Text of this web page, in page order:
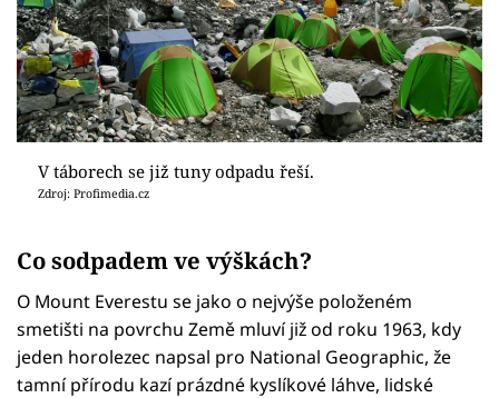
V táborech se již tuny odpadu řeší.
Zdroj: Profimedia.cz
Co sodpadem ve výškách?
O Mount Everestu se jako o nejvýše položeném
smetišti na povrchu Země mluví již od roku 1963, kdy
jeden horolezec napsal pro National Geographic, že
tamní přírodu kazí prázdné kyslíkové láhve, lidské